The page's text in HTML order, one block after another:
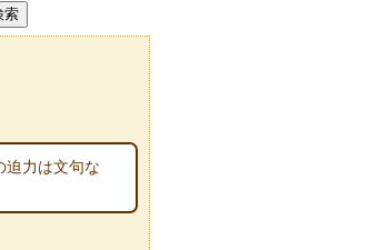
迫力は文句な